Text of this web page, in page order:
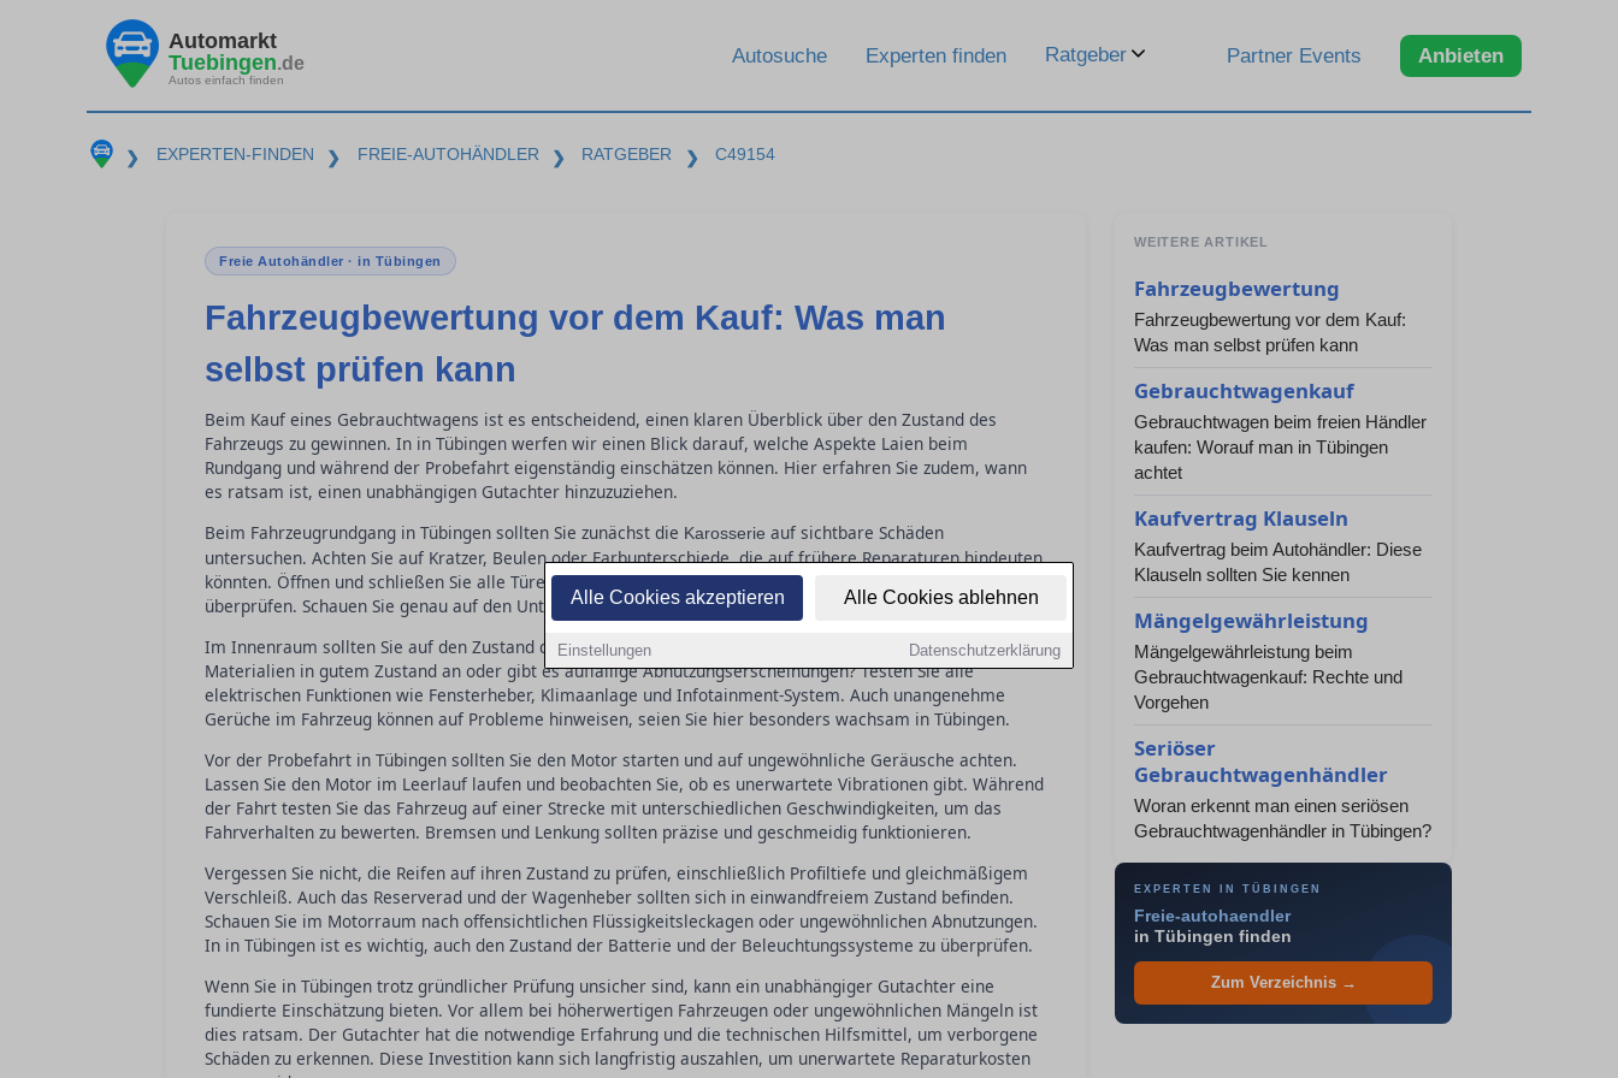
Alle Cookies akzeptieren Alle Cookies ablehnen
Einstellungen Datenschutzerklärung
Automarkt
Tuebingen.de
Autos einfach finden
Autosuche Experten finden Ratgeber Partner Events Anbieten
❯ EXPERTEN-FINDEN ❯ FREIE-AUTOHÄNDLER ❯ RATGEBER ❯ C49154
Freie Autohändler · in Tübingen
Fahrzeugbewertung vor dem Kauf: Was man
selbst prüfen kann
Beim Kauf eines Gebrauchtwagens ist es entscheidend, einen klaren Überblick über den Zustand des
Fahrzeugs zu gewinnen. In in Tübingen werfen wir einen Blick darauf, welche Aspekte Laien beim
Rundgang und während der Probefahrt eigenständig einschätzen können. Hier erfahren Sie zudem, wann
es ratsam ist, einen unabhängigen Gutachter hinzuzuziehen.
Beim Fahrzeugrundgang in Tübingen sollten Sie zunächst die Karosserie auf sichtbare Schäden
untersuchen. Achten Sie auf Kratzer, Beulen oder Farbunterschiede, die auf frühere Reparaturen hindeuten
könnten. Öffnen und schließen Sie alle Türen, die Motorhaube und den Kofferraum, um die Mechanik zu
überprüfen. Schauen Sie genau auf den Unterboden, Rost ist hier oft ein Warnzeichen.
Im Innenraum sollten Sie auf den Zustand der Sitze und des Armaturenbretts achten. Fühlen sich die
Materialien in gutem Zustand an oder gibt es auffällige Abnutzungserscheinungen? Testen Sie alle
elektrischen Funktionen wie Fensterheber, Klimaanlage und Infotainment-System. Auch unangenehme
Gerüche im Fahrzeug können auf Probleme hinweisen, seien Sie hier besonders wachsam in Tübingen.
Vor der Probefahrt in Tübingen sollten Sie den Motor starten und auf ungewöhnliche Geräusche achten.
Lassen Sie den Motor im Leerlauf laufen und beobachten Sie, ob es unerwartete Vibrationen gibt. Während
der Fahrt testen Sie das Fahrzeug auf einer Strecke mit unterschiedlichen Geschwindigkeiten, um das
Fahrverhalten zu bewerten. Bremsen und Lenkung sollten präzise und geschmeidig funktionieren.
Vergessen Sie nicht, die Reifen auf ihren Zustand zu prüfen, einschließlich Profiltiefe und gleichmäßigem
Verschleiß. Auch das Reserverad und der Wagenheber sollten sich in einwandfreiem Zustand befinden.
Schauen Sie im Motorraum nach offensichtlichen Flüssigkeitsleckagen oder ungewöhnlichen Abnutzungen.
In in Tübingen ist es wichtig, auch den Zustand der Batterie und der Beleuchtungssysteme zu überprüfen.
Wenn Sie in Tübingen trotz gründlicher Prüfung unsicher sind, kann ein unabhängiger Gutachter eine
fundierte Einschätzung bieten. Vor allem bei höherwertigen Fahrzeugen oder ungewöhnlichen Mängeln ist
dies ratsam. Der Gutachter hat die notwendige Erfahrung und die technischen Hilfsmittel, um verborgene
Schäden zu erkennen. Diese Investition kann sich langfristig auszahlen, um unerwartete Reparaturkosten
WEITERE ARTIKEL
Fahrzeugbewertung
Fahrzeugbewertung vor dem Kauf:
Was man selbst prüfen kann
Gebrauchtwagenkauf
Gebrauchtwagen beim freien Händler
kaufen: Worauf man in Tübingen
achtet
Kaufvertrag Klauseln
Kaufvertrag beim Autohändler: Diese
Klauseln sollten Sie kennen
Mängelgewährleistung
Mängelgewährleistung beim
Gebrauchtwagenkauf: Rechte und
Vorgehen
Seriöser
Gebrauchtwagenhändler
Woran erkennt man einen seriösen
Gebrauchtwagenhändler in Tübingen?
EXPERTEN IN TÜBINGEN
Freie-autohaendler
in Tübingen finden
Zum Verzeichnis →